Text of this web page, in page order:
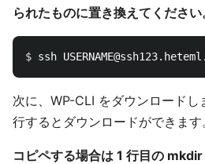
られたものに置き換えてください
$ ssh
次に、WP-CLI をダウンロード
行するとダウンロードができます
コピペする場合は 1 行目の